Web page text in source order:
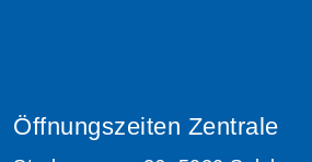
Öffnungszeiten Zentrale